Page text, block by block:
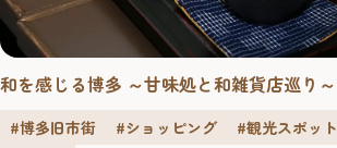
和を感じる博多 ～甘味処と和雑貨店巡り～
#博多旧市街 #ショッピング #観光スポット